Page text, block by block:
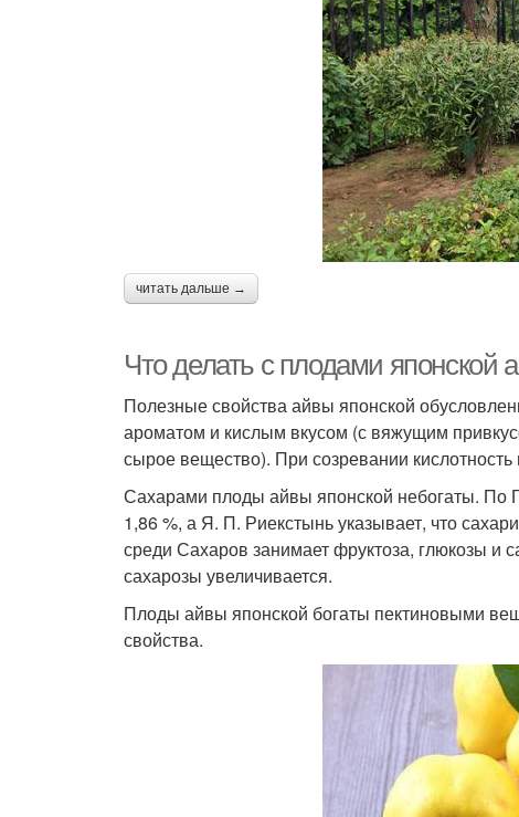
читать дальше →
Что делать с плодами японской
Полезные свойства айвы японской
ароматом и кислым вкусом (с вяжущим
сырое вещество). При созревании кислотность
Сахарами плоды айвы японской небогаты. По
1,86 %, а Я. П. Риекстынь указывает, что
среди Сахаров занимает фруктоза, глюкозы и
сахарозы увеличивается.
Плоды айвы японской богаты пектиновыми
свойства.